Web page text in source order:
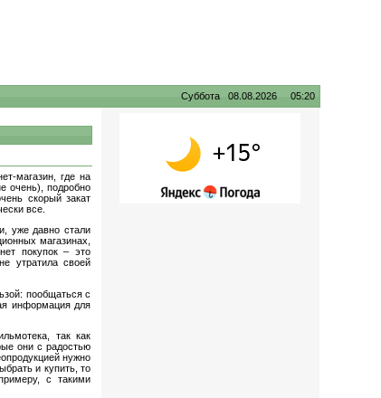
Суббота 08.08.2026 05:20
магазин, где на
очень), подробно
скорый закат
все.
уже давно стали
магазинах,
покупок – это
утратила своей
пообщаться с
информация для
так как
они с радостью
нужно
и купить, то
с такими